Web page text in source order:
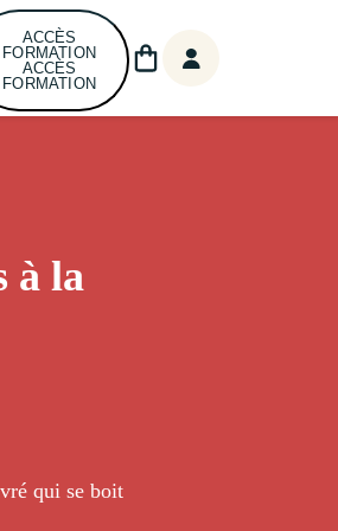
ACCÈS
FORMATION
ACCÈS
FORMATION
à la
qui se boit